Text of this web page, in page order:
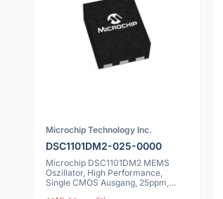
Microchip Technology Inc.
DSC1101DM2-025-0000
Microchip DSC1101DM2 MEMS
Oszillator, High Performance,
Single CMOS Ausgang, 25ppm,